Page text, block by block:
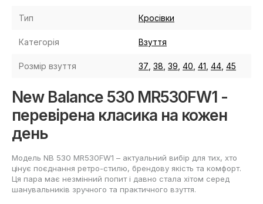
Тип Кросівки
Категорія Взуття
Розмір взуття 37 38 39 40 41 44 45
New Balance 530 MR530FW1 -
перевірена класика на кожен
день
Модель NB 530 MR530FW1 – актуальний вибір для тих, хто
цінує поєднання ретро-стилю, брендову якість та комфорт.
Ця пара має незмінний попит і давно стала хітом серед
шанувальників зручного та практичного взуття.